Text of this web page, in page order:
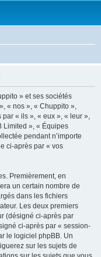
» et ses sociétés
« nos », « Chuppito »,
« ils », « eux », « leur »,
Limited », « Équipes
pendant n’importe
ci-après par « vos
Premièrement, en
un certain nombre de
dans les fichiers
Les deux premiers
(désigné ci-après par
ci-après par « session-
le logiciel phpBB. Un
sur les sujets de